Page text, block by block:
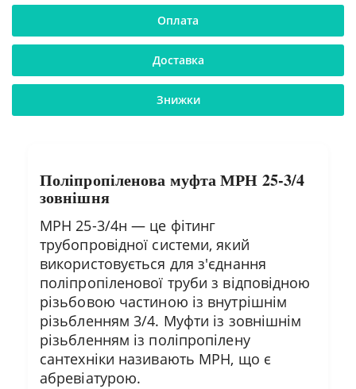
Оплата
Доставка
Знижки
Поліпропіленова муфта МРН 25-3/4
зовнішня
МРН 25-3/4н — це фітинг
трубопровідної системи, який
використовується для з'єднання
поліпропіленової труби з відповідною
різьбовою частиною із внутрішнім
різьбленням 3/4. Муфти із зовнішнім
різьбленням із поліпропілену
сантехніки називають МРН, що є
абревіатурою.